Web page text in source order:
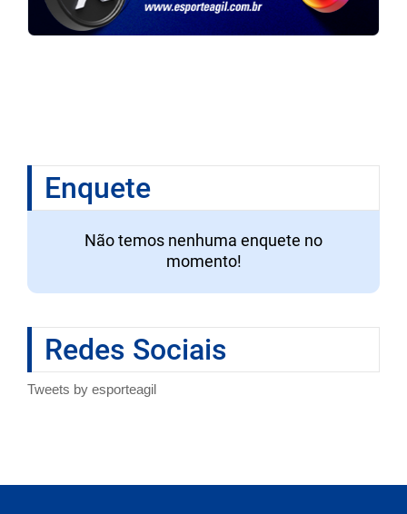
Enquete
Não temos nenhuma enquete no
momento!
Redes Sociais
Tweets by esporteagil